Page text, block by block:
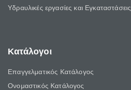
Υδραυλικές εργασίες και Εγκαταστάσεις
Κατάλογοι
Επαγγελματικός Κατάλογος
Ονομαστικός Κατάλογος